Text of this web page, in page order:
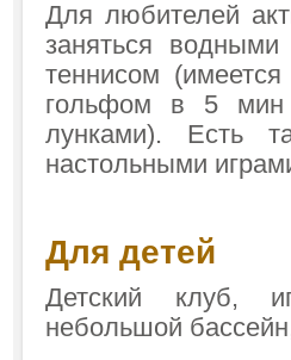
Для любителей
заняться
теннисом
гольфом в 5 мин
лунками). Есть
настольными
Для детей
Детский клуб,
небольшой